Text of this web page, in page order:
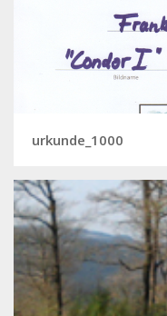
urkunde_1000